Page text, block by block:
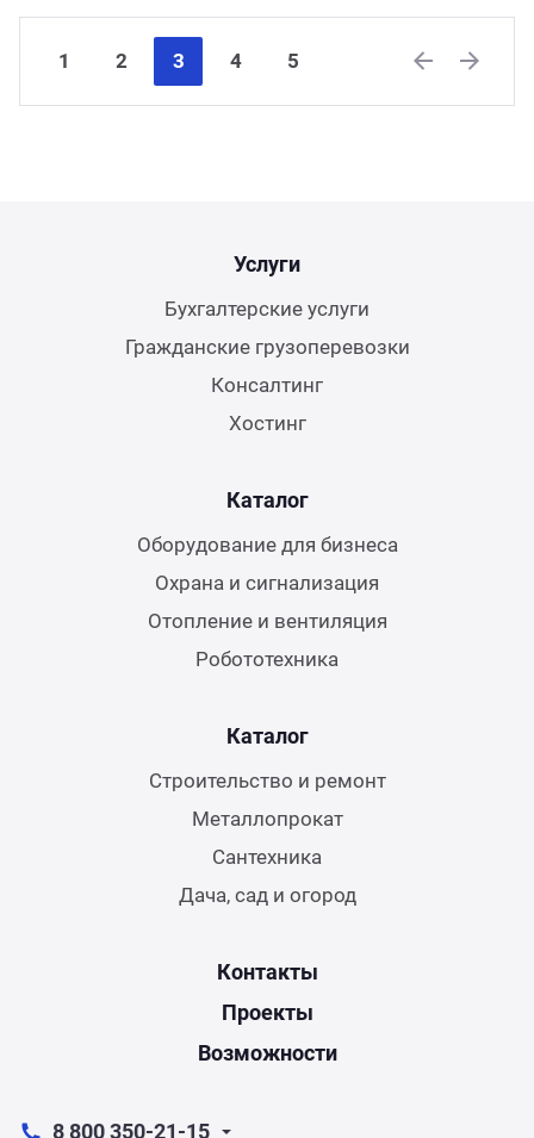
1 2 3 4
5
Услуги
Бухгалтерские услуги
Гражданские грузоперевозки
Консалтинг
Хостинг
Каталог
Оборудование для бизнеса
Охрана и сигнализация
Отопление и вентиляция
Робототехника
Каталог
Строительство и ремонт
Металлопрокат
Сантехника
Дача, сад и огород
Контакты
Проекты
Возможности
8 800 350-21-15